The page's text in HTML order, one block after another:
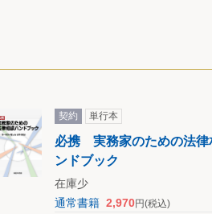
契約 単行本
必携 実務家のための法律
ンドブック
在庫少
通常書籍 2,970円(税込)